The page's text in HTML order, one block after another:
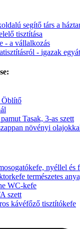
segítő társ a
tisztítása
- a vállalkozás
- igazak
Öblítő
Tasak, 3-as szett
növényi
nyéllel és
természetes
WC-kefe
szett
kávéfőző tisztítókefe